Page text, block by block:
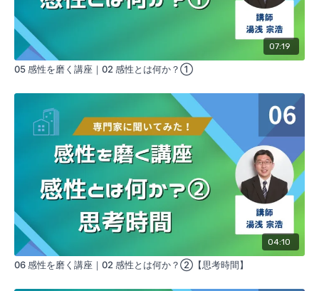
07:19
05 感性を磨く講座｜02 感性とは何か？①
04:10
06 感性を磨く講座｜02 感性とは何か？②【思考時間】